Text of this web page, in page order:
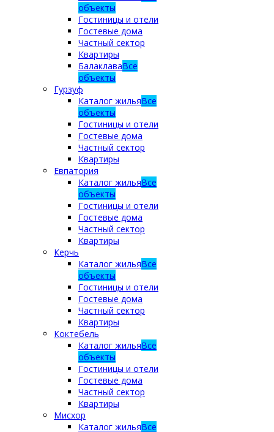
объекты
Гостиницы и отели
Гостевые дома
Частный сектор
Квартиры
БалаклаваВсе
объекты
Гурзуф
Каталог жильяВсе
объекты
Гостиницы и отели
Гостевые дома
Частный сектор
Квартиры
Евпатория
Каталог жильяВсе
объекты
Гостиницы и отели
Гостевые дома
Частный сектор
Квартиры
Керчь
Каталог жильяВсе
объекты
Гостиницы и отели
Гостевые дома
Частный сектор
Квартиры
Коктебель
Каталог жильяВсе
объекты
Гостиницы и отели
Гостевые дома
Частный сектор
Квартиры
Мисхор
Каталог жильяВсе